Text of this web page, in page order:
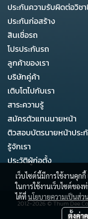
ประกันความรับผิดต่อวิช
ประกันก่อสร้าง
สินเชื่อรถ
โปรประกันรถ
ลูกค้าของเรา
บริษัทคู่ค้า
เติบโตไปกับเรา
สาระความรู้
สมัครตัวแทนนายหน้า
ติวสอบบัตรนายหน้าประ
รู้จักเรา
ประวัติผู้ก่อตั้ง
2012-2026 ©Thum Dee
เว็บไซต์นี้มีการใช้งานคุ
ในการใช้งานเว็บไซต์ขอ
ได้ที่นโยบายความเป็นส่ว
ตั้งค่า